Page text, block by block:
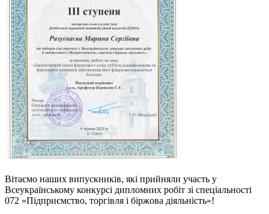
Вітаємо наших випускників, які прийняли участь у
Всеукраїнському конкурсі дипломних робіт зі спеціальності
072 «Підприємство, торгівля і біржова діяльність»!